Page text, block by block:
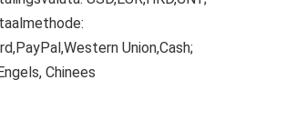
Union,Cash;
Chinees